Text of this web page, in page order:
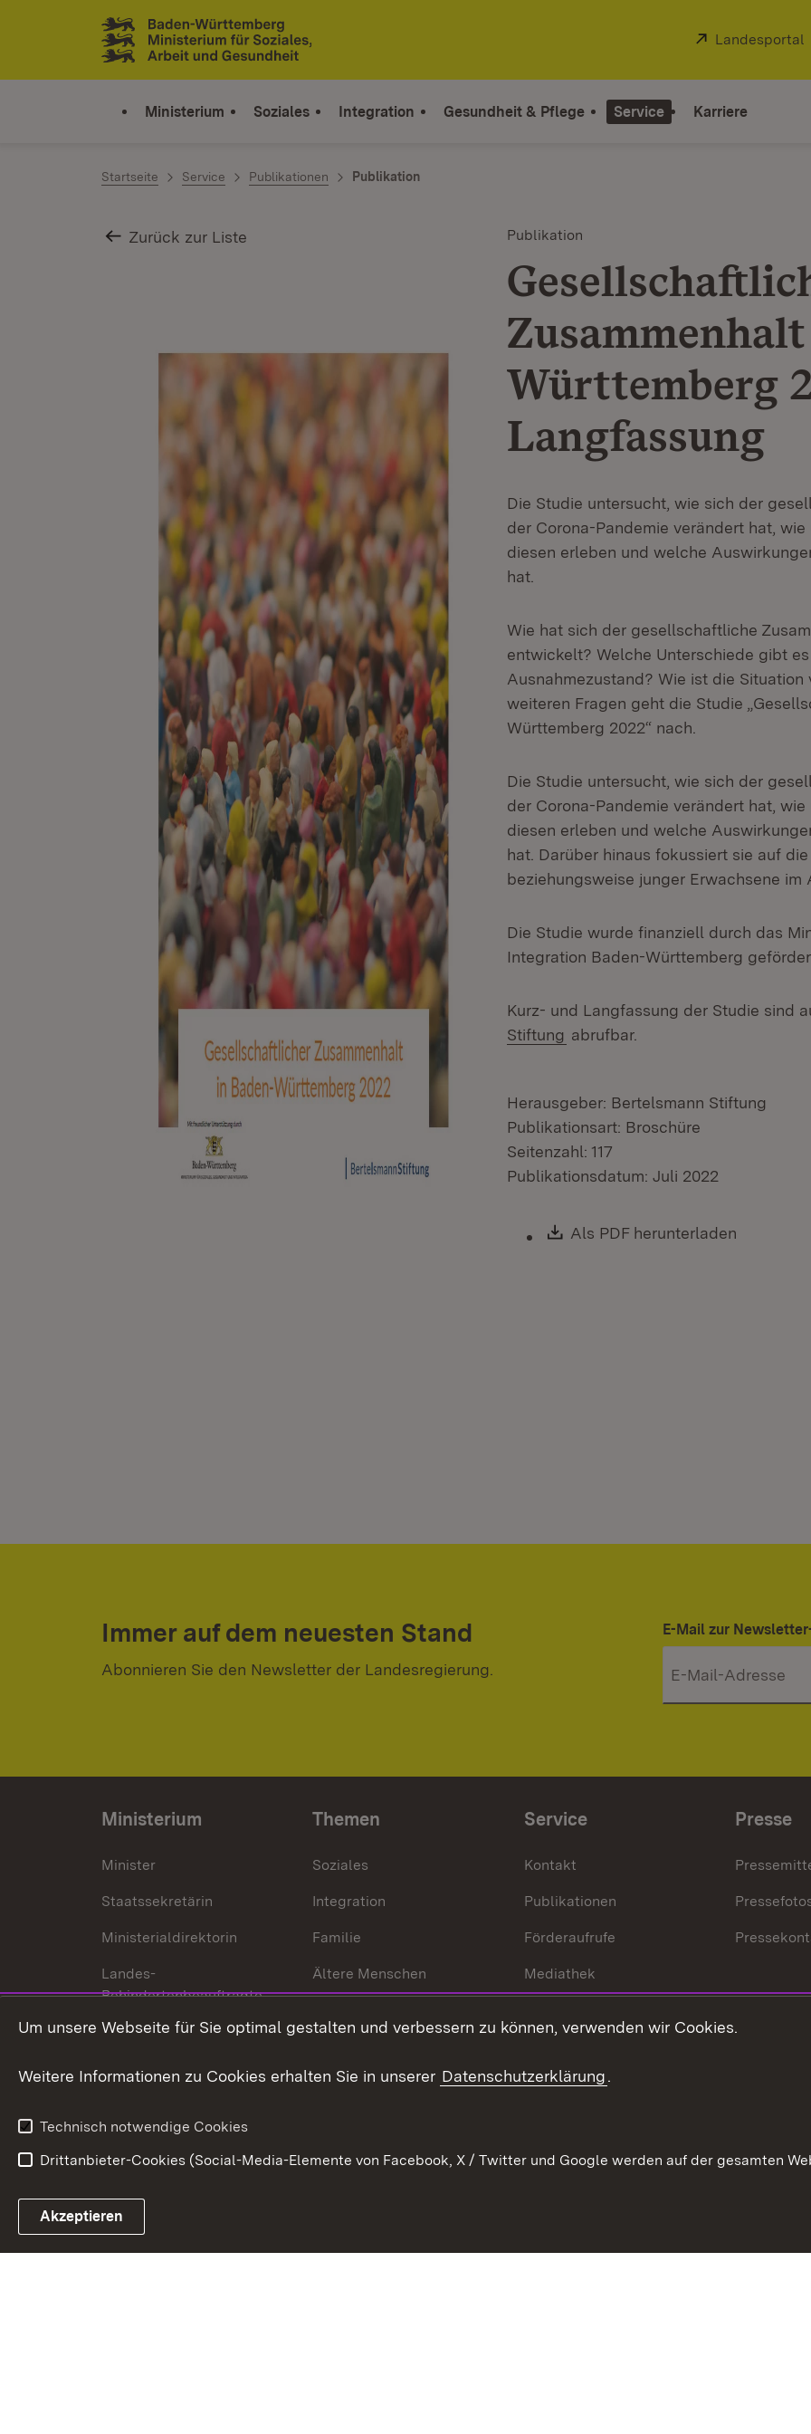
Zum Inhalt springen
Link zur Startseite
Extern:
Landesportal
Ministerium Soziales Integration Gesundheit & Pflege Service Karriere
Startseite Service Publikationen Publikation
Zurück zur Liste Publikation
Württemberg
Langfassung
Die Studie untersucht, wie sich der
der Corona-Pandemie verändert hat,
diesen erleben und welche
hat.
Wie hat sich der gesellschaftliche
entwickelt? Welche Unterschiede gibt
Ausnahmezustand? Wie ist die
weiteren Fragen geht die Studie
Württemberg 2022“ nach.
Die Studie untersucht, wie sich der
der Corona-Pandemie verändert hat,
diesen erleben und welche
hat. Darüber hinaus fokussiert sie auf
beziehungsweise junger Erwachsene im
Die Studie wurde finanziell durch das
Integration Baden-Württemberg
Kurz- und Langfassung der Studie sind
Stiftung (Öffnet in neuem Fenster)
abrufbar.
Herausgeber: Bertelsmann Stiftung
Publikationsart: Broschüre
Seitenzahl: 117
Publikationsdatum: Juli 2022
Download:
Als PDF herunterladen
Immer auf dem neuesten Stand
Abonnieren Sie den Newsletter der Landesregierung.
E-Mail zur
Ministerium
Minister
Staatssekretärin
Ministerialdirektorin
Landes-
Behindertenbeauftragte
Bürgerreferent
Karriere
Themen
Soziales
Integration
Familie
Ältere Menschen
Behinderungen
Bürgerengagement
Service
Kontakt
Publikationen
Förderaufrufe
Mediathek
Presse
Link zum Landesportal
Um unsere Webseite für Sie optimal gestalten und verbessern zu können, verwenden wir Cookies.
Weitere Informationen zu Cookies erhalten Sie in unserer Datenschutzerklärung.
Technisch notwendige Cookies
Drittanbieter-Cookies (Social-Media-Elemente von Facebook, X / Twitter und Google werden auf der gesamten
Akzeptieren